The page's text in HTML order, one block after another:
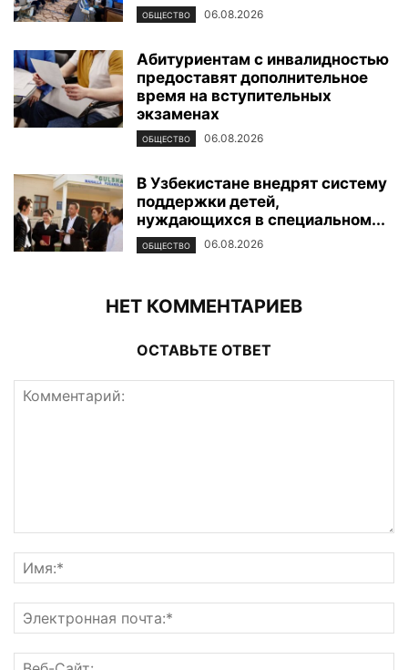
ОБЩЕСТВО 06.08.2026
Абитуриентам с инвалидностью
предоставят дополнительное
время на вступительных
экзаменах
ОБЩЕСТВО 06.08.2026
В Узбекистане внедрят систему
поддержки детей,
нуждающихся в специальном...
ОБЩЕСТВО 06.08.2026
НЕТ КОММЕНТАРИЕВ
ОСТАВЬТЕ ОТВЕТ